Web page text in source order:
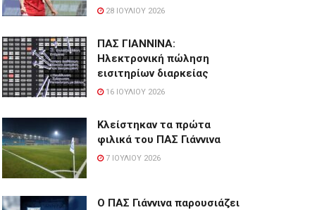
28 ΙΟΥΛΊΟΥ 2026
ΠΑΣ ΓΙΑΝΝΙΝΑ:
Hλεκτρονική πώληση
εισιτηρίων διαρκείας
16 ΙΟΥΛΊΟΥ 2026
Κλείστηκαν τα πρώτα
φιλικά του ΠΑΣ Γιάννινα
7 ΙΟΥΛΊΟΥ 2026
Ο ΠΑΣ Γιάννινα παρουσιάζει